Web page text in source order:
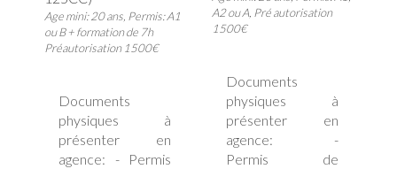
Age mini: 20 ans, Permis: A1
ou B + formation de 7h
Préautorisation 1500€
Documents
physiques à
présenter en
agence: - Permis
A2 ou A, Pré autorisation
1500€
Documents
physiques à
présenter en
agence: -
Permis de